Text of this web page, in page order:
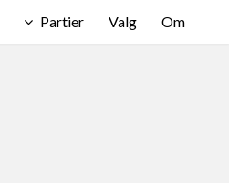
Partier Valg Om